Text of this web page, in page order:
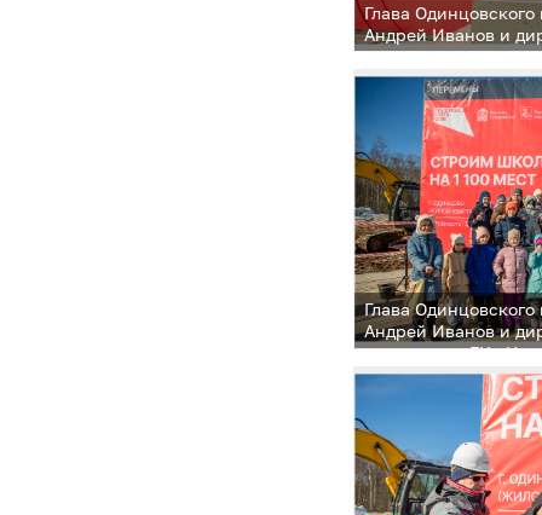
Глава Одинцовского
Андрей Иванов и
управления ГК
области Сергей
Одинцово
в основание
воспитанников в
«Семейный»
Глава Одинцовского
Андрей Иванов и
управления ГК
области Сергей
Одинцово
в основание
воспитанников в
«Семейный»